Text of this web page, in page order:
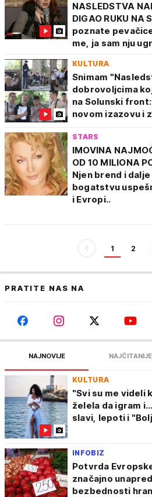
NASLEDSTVA
DIGAO RUKU NA
poznate
me, ja sam nju
KULTURA
Snimam
dobrovoljcima
na Solunski
novom izazovu i
STARS
IMOVINA
OD 10 MILIONA
Njen brend i
bogatstvu
i Evropi..
1 2
PRATITE NAS NA
NAJNOVIJE NAJČITANIJE
KULTURA
"Svi su me videli
želela da igram
slavi, lepoti i
INFOBIZ
Potvrda
značajno
bezbednosti